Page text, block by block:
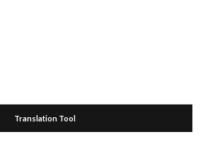
Translation Tool